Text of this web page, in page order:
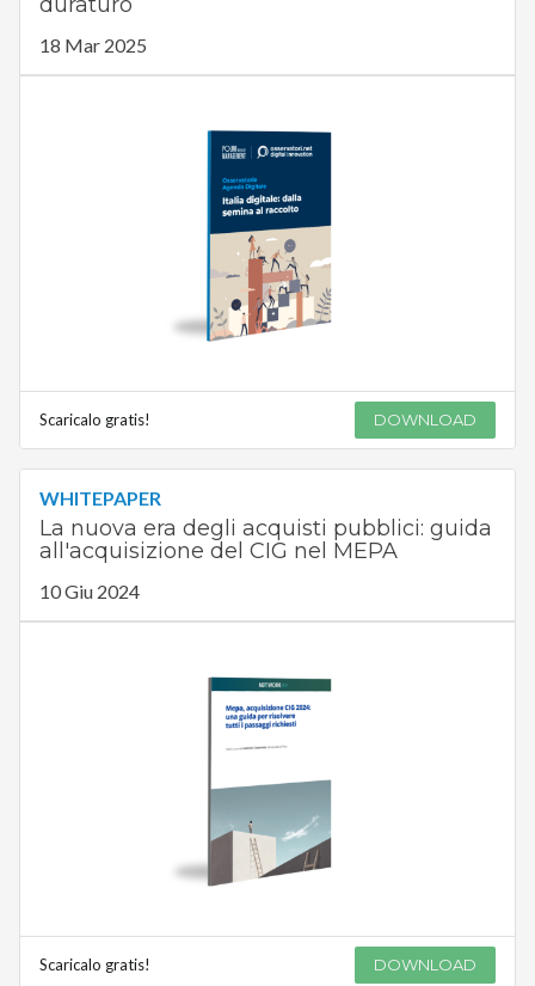
duraturo
18 Mar 2025
Scaricalo gratis! DOWNLOAD
WHITEPAPER
La nuova era degli acquisti pubblici: guida
all'acquisizione del CIG nel MEPA
10 Giu 2024
Scaricalo gratis! DOWNLOAD